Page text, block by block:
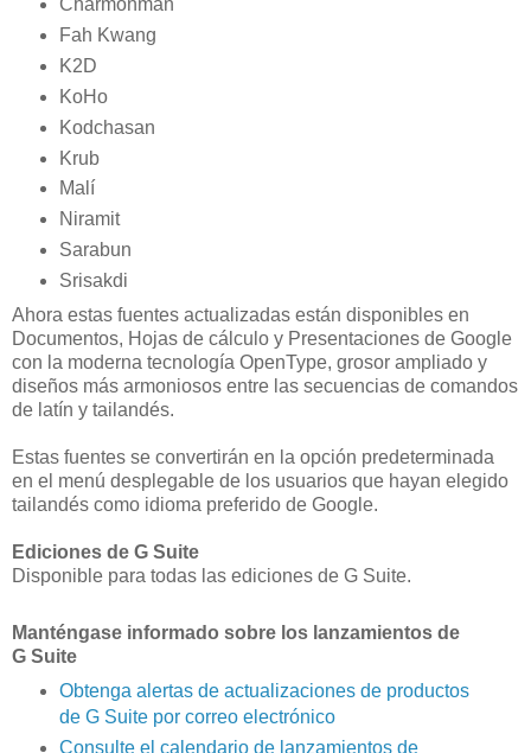
Fah Kwang
K2D
KoHo
Kodchasan
Krub
Malí
Niramit
Sarabun
Srisakdi
Ahora estas fuentes actualizadas están disponibles en
Documentos, Hojas de cálculo y Presentaciones de Google
con la moderna tecnología OpenType, grosor ampliado y
diseños más armoniosos entre las secuencias de comandos
de latín y tailandés.
Estas fuentes se convertirán en la opción predeterminada
en el menú desplegable de los usuarios que hayan elegido
tailandés como idioma preferido de Google.
Ediciones de G Suite
Disponible para todas las ediciones de G Suite.
Manténgase informado sobre los lanzamientos de
G Suite
Obtenga alertas de actualizaciones de productos
de G Suite por correo electrónico
Consulte el calendario de lanzamientos de